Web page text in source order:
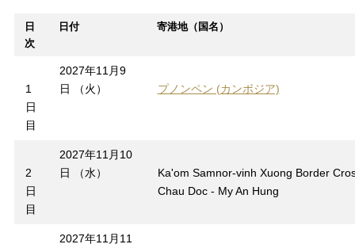
日
次
日付 寄港地（国名）
1
日
目
2027年11月9
日 （火）
プノンペン (カンボジア)
2
日
目
2027年11月10
日 （水）
Ka'om Samnor-vinh Xuong Border
Chau Doc - My An Hung
2027年11月11